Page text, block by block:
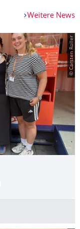
Weitere News
© Carsten Roller